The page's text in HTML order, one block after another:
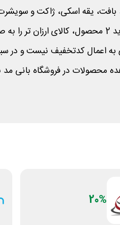
بافت، یقه اسکی، ژاکت و سویشرت
بگیرید
به اعمال کدتخفیف نیست و در
محصولات در فروشگاه بانی مد
20%